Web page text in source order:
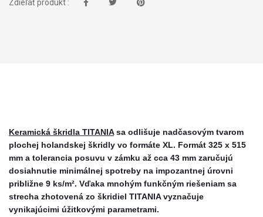
Zdieľať produkt :
Keramická škridla TITANIAsa odlišuje nadčasovým tvarom
plochej holandskej škridly vo formáte XL. Formát 325 x 515
mm a tolerancia posuvu v zámku až cca 43 mm zaručujú
dosiahnutie minimálnej spotreby na impozantnej úrovni
približne 9 ks/m². Vďaka mnohým funkčným riešeniam sa
strecha zhotovená zo škridiel TITANIA vyznačuje
vynikajúcimi úžitkovými parametrami.